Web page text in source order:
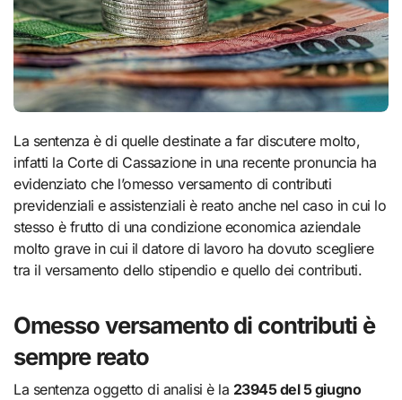
La sentenza è di quelle destinate a far discutere molto,
infatti la Corte di Cassazione in una recente pronuncia ha
evidenziato che l’omesso versamento di contributi
previdenziali e assistenziali è reato anche nel caso in cui lo
stesso è frutto di una condizione economica aziendale
molto grave in cui il datore di lavoro ha dovuto scegliere
tra il versamento dello stipendio e quello dei contributi.
Omesso versamento di contributi è
sempre reato
La sentenza oggetto di analisi è la 23945 del 5 giugno